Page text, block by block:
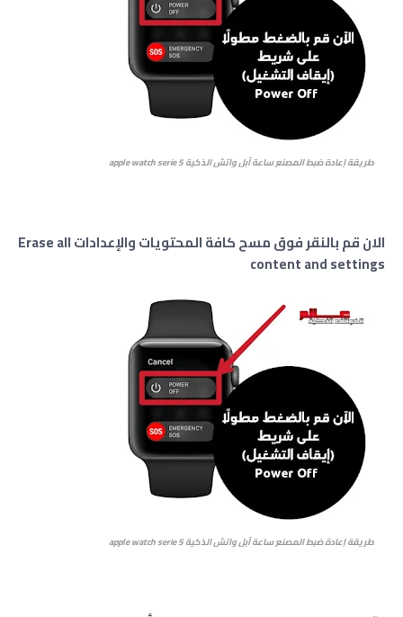
طريقة إعادة ضبط المصنع ساعة آبل واتش الذكية apple watch serie 5
الان قم بالنقر فوق مسح كافة المحتويات والإعدادات Erase all
content and settings
طريقة إعادة ضبط المصنع ساعة آبل واتش الذكية apple watch serie 5